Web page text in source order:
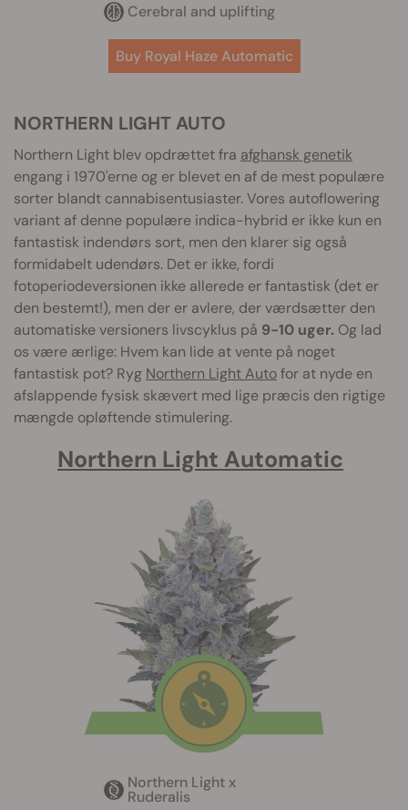
Cerebral and uplifting
Buy Royal Haze Automatic
NORTHERN LIGHT AUTO
Northern Light blev opdrættet fra afghansk genetik
engang i 1970'erne og er blevet en af de mest populære
sorter blandt cannabisentusiaster. Vores autoflowering
variant af denne populære indica-hybrid er ikke kun en
fantastisk indendørs sort, men den klarer sig også
formidabelt udendørs. Det er ikke, fordi
fotoperiodeversionen ikke allerede er fantastisk (det er
den bestemt!), men der er avlere, der værdsætter den
automatiske versioners livscyklus på 9-10 uger. Og lad
os være ærlige: Hvem kan lide at vente på noget
fantastisk pot? Ryg Northern Light Autofor at nyde en
afslappende fysisk skævert med lige præcis den rigtige
mængde opløftende stimulering.
Northern Light Automatic
Northern Light x
Ruderalis